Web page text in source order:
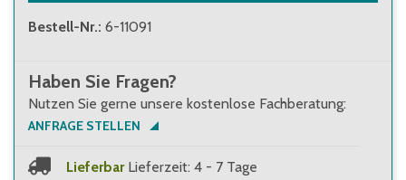
Bestell-Nr.: 6-11091
Haben Sie Fragen?
Nutzen Sie gerne unsere kostenlose Fachberatung:
ANFRAGE STELLEN
Lieferbar Lieferzeit: 4 - 7 Tage